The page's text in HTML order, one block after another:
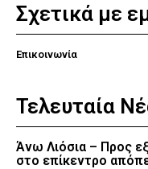
Σχετικά με
Επικοινωνία
Τελευταία
Άνω Λιόσια – Προς
στο επίκεντρο